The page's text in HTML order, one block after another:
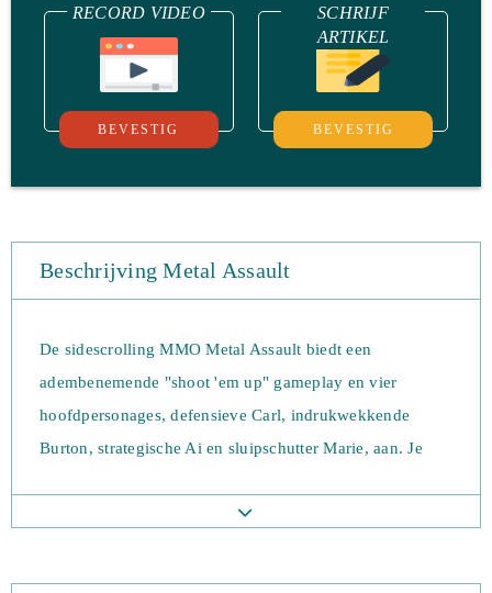
RECORD VIDEO
BEVESTIG
SCHRIJF
ARTIKEL
BEVESTIG
Beschrijving Metal Assault
De sidescrolling MMO Metal Assault biedt een
adembenemende "shoot 'em up" gameplay en vier
hoofdpersonages, defensieve Carl, indrukwekkende
Burton, strategische Ai en sluipschutter Marie, aan. Je
en er zijn vele verschillende belonende gamemodes om
zombiescenario's waarin je moet samenwerken. De PvP